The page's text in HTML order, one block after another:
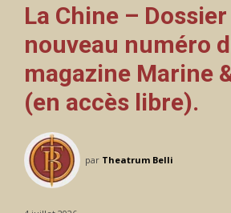
La Chine –
nouveau numéro
magazine Marine
(en accès libre).
par Theatrum Belli